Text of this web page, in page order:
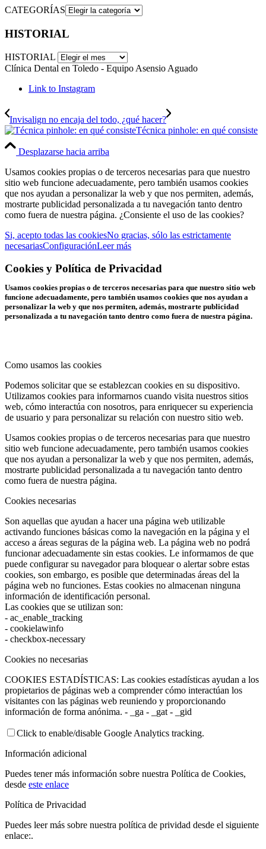
CATEGORÍAS
HISTORIAL
HISTORIAL
Clínica Dental en Toledo - Equipo Asensio Aguado
Link to Instagram
Invisalign no encaja del todo, ¿qué hacer?
Técnica pinhole: en qué consiste
Desplazarse hacia arriba
Usamos cookies propias o de terceros necesarias para que nuestro
sitio web funcione adecuadamente, pero también usamos cookies
que nos ayudan a personalizar la web y que nos permiten, además,
mostrarte publicidad personalizada a tu navegación tanto dentro
como fuera de nuestra página. ¿Consiente el uso de las cookies?
Si, acepto todas las cookiesNo gracias, sólo las estrictamente
necesariasConfiguraciónLeer más
Cookies y Política de Privacidad
Usamos cookies propias o de terceros necesarias para que nuestro sitio web
funcione adecuadamente, pero también usamos cookies que nos ayudan a
personalizar la web y que nos permiten, además, mostrarte publicidad
personalizada a tu navegación tanto dentro como fuera de nuestra página.
Como usamos las cookies
Podemos solicitar que se establezcan cookies en su dispositivo.
Utilizamos cookies para informarnos cuando visita nuestros sitios
web, cómo interactúa con nosotros, para enriquecer su experiencia
de usuario y para personalizar su relación con nuestro sitio web.
Usamos cookies propias o de terceros necesarias para que nuestro
sitio web funcione adecuadamente, pero también usamos cookies
que nos ayudan a personalizar la web y que nos permiten, además,
mostrarte publicidad personalizada a tu navegación tanto dentro
como fuera de nuestra página.
Cookies necesarias
Son aquellas que ayudan a hacer una página web utilizable
activando funciones básicas como la navegación en la página y el
acceso a áreas seguras de la página web. La página web no podrá
funcionar adecuadamente sin estas cookies. Le informamos de que
puede configurar su navegador para bloquear o alertar sobre estas
cookies, son embargo, es posible que determinadas áreas del la
página web no funciones. Estas cookies no almacenan ninguna
información de identificación personal.
Las cookies que se utilizan son:
- ac_enable_tracking
- cookielawinfo
- checkbox-necessary
Cookies no necesarias
COOKIES ESTADÍSTICAS: Las cookies estadísticas ayudan a los
propietarios de páginas web a comprender cómo interactúan los
visitantes con las páginas web reuniendo y proporcionando
información de forma anónima. - _ga - _gat - _gid
Click to enable/disable Google Analytics tracking.
Información adicional
Puedes tener más información sobre nuestra Política de Cookies,
desde este enlace
Política de Privacidad
Puedes leer más sobre nuestra política de prividad desde el siguiente
enlace:.